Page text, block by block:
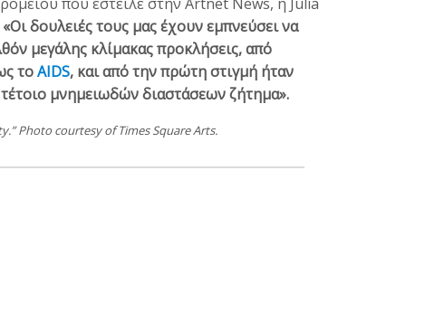
«Οι δουλειές τους μας έχουν εμπνεύσει να
μεγάλης κλίμακας προκλήσεις, από
τοAIDS, και από την πρώτη στιγμή ήταν
μνημειωδών διαστάσεων ζήτημα».
Photo courtesy of Times Square Arts.